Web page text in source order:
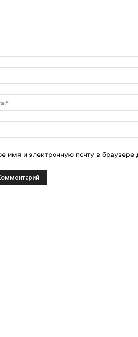
имя и электронную почту в